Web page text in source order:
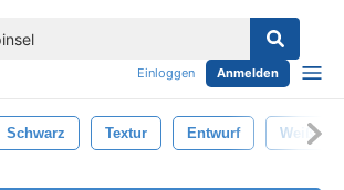
Einloggen Anmelden
Schwarz Textur Entwurf Weiß